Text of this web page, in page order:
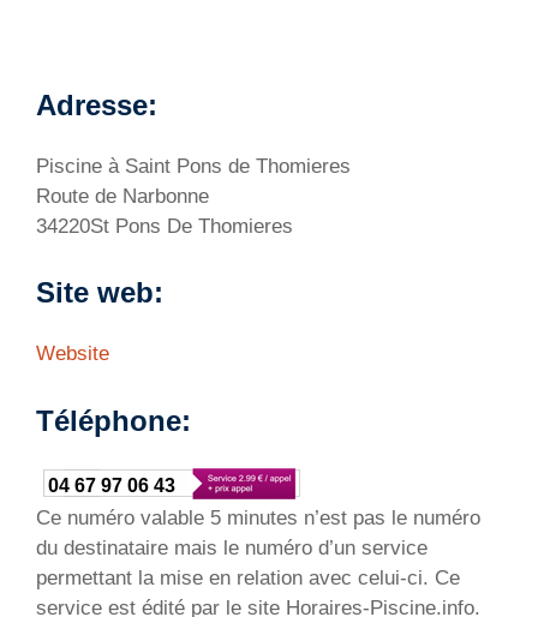
Adresse:
Piscine à Saint Pons de Thomieres
Route de Narbonne
34220St Pons De Thomieres
Site web:
Website
Téléphone:
04 67 97 06 43
Ce numéro valable 5 minutes n’est pas le numéro
du destinataire mais le numéro d’un service
permettant la mise en relation avec celui-ci. Ce
service est édité par le site Horaires-Piscine.info.